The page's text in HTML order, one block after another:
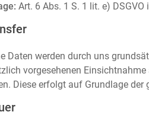
Art. 6 Abs. 1 S. 1 lit. e) DSGVO
Daten werden durch uns
vorgesehenen
Diese erfolgt auf Grundlage der